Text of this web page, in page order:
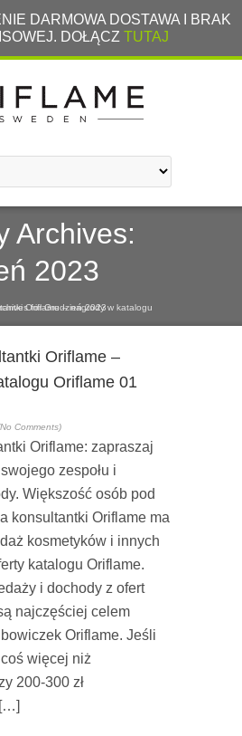
DARMOWA DOSTAWA I BRAK
DOŁĄCZ TUTAJ
Archives:
2023
for Grudzień 2023
Oriflame –
Oriflame 01
Comments)
Oriflame: zapraszaj
zespołu i
Większość osób pod
konsultantki Oriflame ma
kosmetyków i innych
katalogu Oriflame.
i dochody z ofert
najczęściej celem
Oriflame. Jeśli
więcej niż
200-300 zł
[…]